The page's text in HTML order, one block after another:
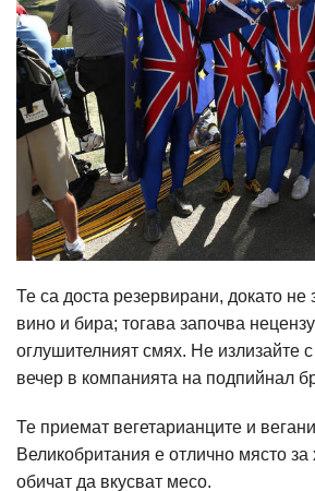
Те са доста резервирани, докато не
вино и бира; тогава започва
оглушителният смях. Не излизайте
вечер в компанията на подпийнал
Те приемат вегетарианците и
Великобритания е отлично място за
обичат да вкусват месо.